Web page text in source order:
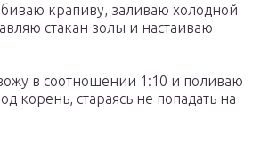
крапиву, заливаю холодной
стакан золы и настаиваю
в соотношении 1:10 и поливаю
корень, стараясь не попадать на